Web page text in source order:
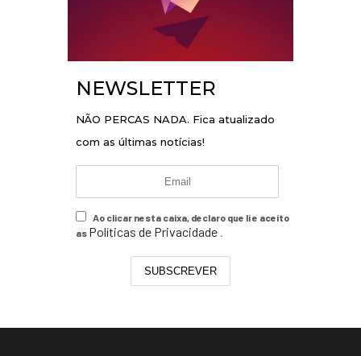
NEWSLETTER
NÃO PERCAS NADA. Fica atualizado
com as últimas notícias!
Ao clicar nesta caixa, declaro que li e aceito
as Políticas de Privacidade
SUBSCREVER